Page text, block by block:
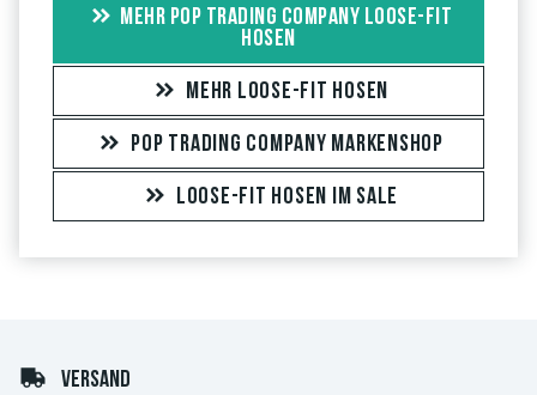
MEHR POP TRADING COMPANY LOOSE-FIT
HOSEN
MEHR LOOSE-FIT HOSEN
POP TRADING COMPANY MARKENSHOP
LOOSE-FIT HOSEN IM SALE
VERSAND